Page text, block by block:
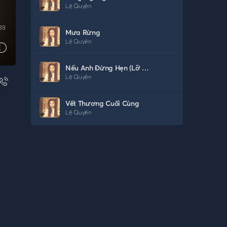
Lệ Quyên
Mưa Rừng
Lệ Quyên
Nếu Anh Đừng Hẹn (Lỡ Yêu Rồi)
Lệ Quyên
Vết Thương Cuối Cùng
Lệ Quyên